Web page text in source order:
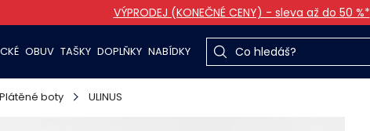
VÝPRODEJ (KONEČNÉ CENY) - sleva až do 50 %*
OBUV TAŠKY DOPLŇKY NABÍDKY
Plátěné boty ULINUS